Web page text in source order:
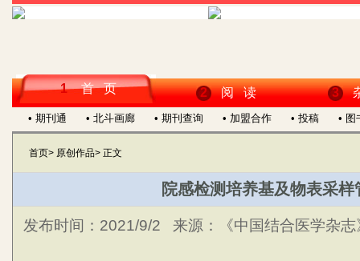
1 首 页 2 阅 读 3
• 期刊通 • 北斗画廊 • 期刊查询 • 加盟合作 • 投稿 • 图
首页> 原创作品> 正文
院感检测培养基及物表采样
发布时间： 2021/9/2 来源： 《中国结合医学杂